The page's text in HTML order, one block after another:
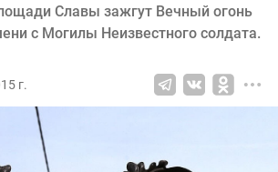
Славы зажгут Вечный огонь
с Могилы Неизвестного солдата.
г.